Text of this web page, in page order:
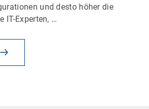
und desto höher die
IT-Experten, …